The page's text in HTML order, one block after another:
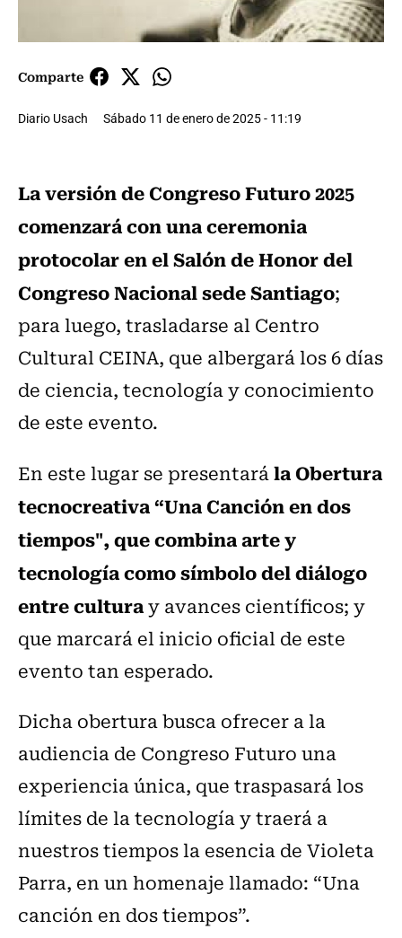
Comparte
Diario Usach Sábado 11 de enero de 2025 - 11:19
La versión de Congreso Futuro 2025
comenzará con una ceremonia
protocolar en el Salón de Honor del
Congreso Nacional sede Santiago;
para luego, trasladarse al Centro
Cultural CEINA, que albergará los 6 días
de ciencia, tecnología y conocimiento
de este evento.
En este lugar se presentarála Obertura
tecnocreativa “Una Canción en dos
tiempos", que combina arte y
tecnología como símbolo del diálogo
entre culturay avances científicos; y
que marcará el inicio oficial de este
evento tan esperado.
Dicha obertura busca ofrecer a la
audiencia de Congreso Futuro una
experiencia única, que traspasará los
límites de la tecnología y traerá a
nuestros tiempos la esencia de Violeta
Parra, en un homenaje llamado: “Una
canción en dos tiempos”.